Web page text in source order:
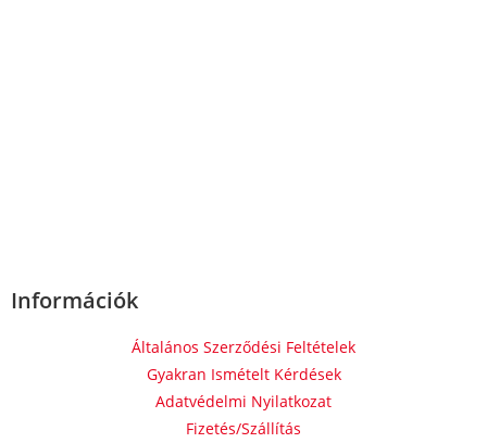
Információk
Általános Szerződési Feltételek
Gyakran Ismételt Kérdések
Adatvédelmi Nyilatkozat
Fizetés/Szállítás